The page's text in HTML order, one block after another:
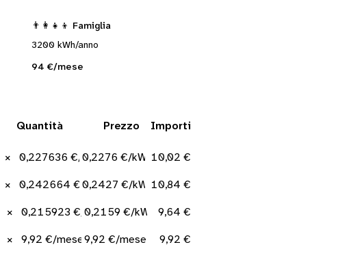
👨‍👩‍👧‍👦 Famiglia
3200 kWh/anno
94 €/mese
Quantità Prezzo Importi
× 0,227636 €/kWh0,2276 €/kWh10,02 €
× 0,242664 €/kWh0,2427 €/kWh10,84 €
× 0,215923 €/kWh0,2159 €/kWh 9,64 €
× 9,92 €/mese 9,92 €/mese 9,92 €